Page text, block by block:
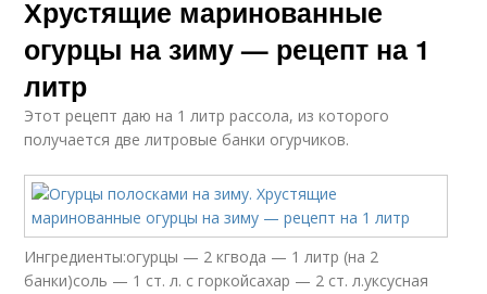
Хрустящие маринованные
огурцы на зиму — рецепт на 1
литр
Этот рецепт даю на 1 литр рассола, из которого
получается две литровые банки огурчиков.
Ингредиенты:огурцы — 2 кгвода — 1 литр (на 2
банки)соль — 1 ст. л. с горкойсахар — 2 ст. л.уксусная